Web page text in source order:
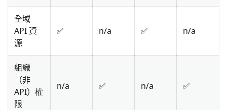
全域
API 資
源
✅ n/a ✅ n/a
組織
（非
API）權
限
n/a ✅ n/a ✅